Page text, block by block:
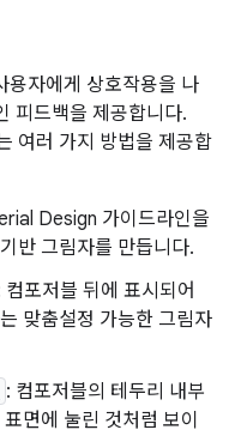
용자에게 상호작용을 나
피드백을 제공합니다.
여러 가지 방법을 제공합
Design 가이드라인을
반 그림자를 만듭니다.
컴포저블 뒤에 표시되어
맞춤설정 가능한 그림자
: 컴포저블의 테두리 내부
면에 눌린 것처럼 보이